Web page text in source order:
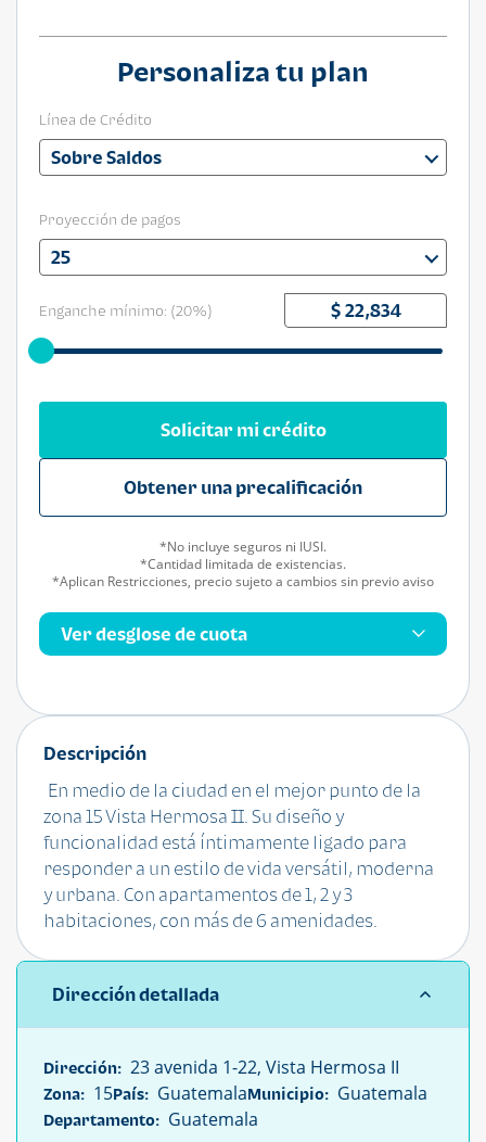
Descripción
En medio de la ciudad en el mejor punto de la
zona 15 Vista Hermosa II. Su diseño y
funcionalidad está íntimamente ligado para
responder a un estilo de vida versátil, moderna
y urbana. Con apartamentos de 1, 2 y 3
habitaciones, con más de 6 amenidades.
Dirección detallada
Dirección: 23 avenida 1-22, Vista Hermosa II
Zona: 15País: GuatemalaMunicipio: Guatemala
Departamento: Guatemala
Personaliza tu plan
Línea de Crédito
Sobre Saldos
Proyección de pagos
25
Enganche mínimo: (20%)
Ver desglose de cuota
Solicitar mi crédito
Obtener una precalificación
*No incluye seguros ni IUSI.
*Cantidad limitada de existencias.
*Aplican Restricciones, precio sujeto a cambios sin previo aviso